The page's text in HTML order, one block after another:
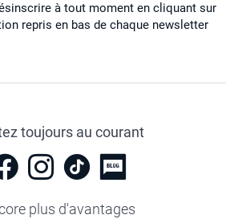
à tout moment en cliquant sur
repris en bas de chaque newsletter
toujours au courant
plus d'avantages